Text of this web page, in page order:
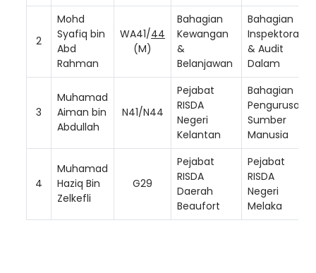
2
Mohd
Syafiq bin
Abd
Rahman
WA41/44
(M)
Bahagian
Kewangan
&
Belanjawan
Bahagian
Inspektorat
& Audit
Dalam
3
Muhamad
Aiman bin
Abdullah
N41/N44
Pejabat
RISDA
Negeri
Kelantan
Bahagian
Pengurusan
Sumber
Manusia
4
Muhamad
Haziq Bin
Zelkefli
G29
Pejabat
RISDA
Daerah
Beaufort
Pejabat
RISDA
Negeri
Melaka